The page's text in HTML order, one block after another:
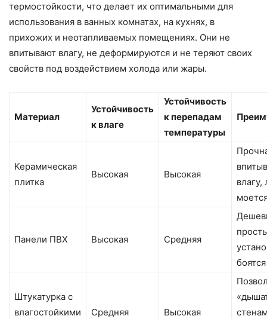
термостойкости, что делает их оптимальными для
использования в ванных комнатах, на кухнях, в
прихожих и неотапливаемых помещениях. Они не
впитывают влагу, не деформируются и не теряют своих
свойств под воздействием холода или жары.
Материал
Устойчивость
к влаге
Устойчивость
к перепадам
температуры
Керамическая
плитка
Высокая Высокая
влагу,
Панели ПВХ Высокая Средняя
Штукатурка с
влагостойкими
Средняя Высокая